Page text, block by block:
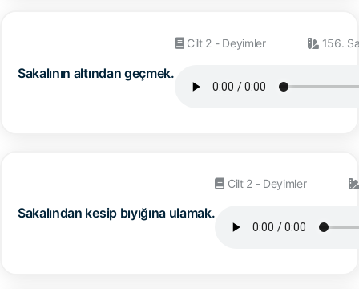
Sakalının altından geçmek.
Cilt 2 - Deyimler 156.
Sakalından kesip bıyığına ulamak.
Cilt 2 - Deyimler